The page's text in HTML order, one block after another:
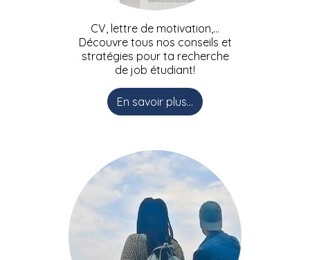
CV, lettre de motivation,…
Découvre tous nos conseils et
stratégies pour ta recherche
de job étudiant!
En savoir plus...